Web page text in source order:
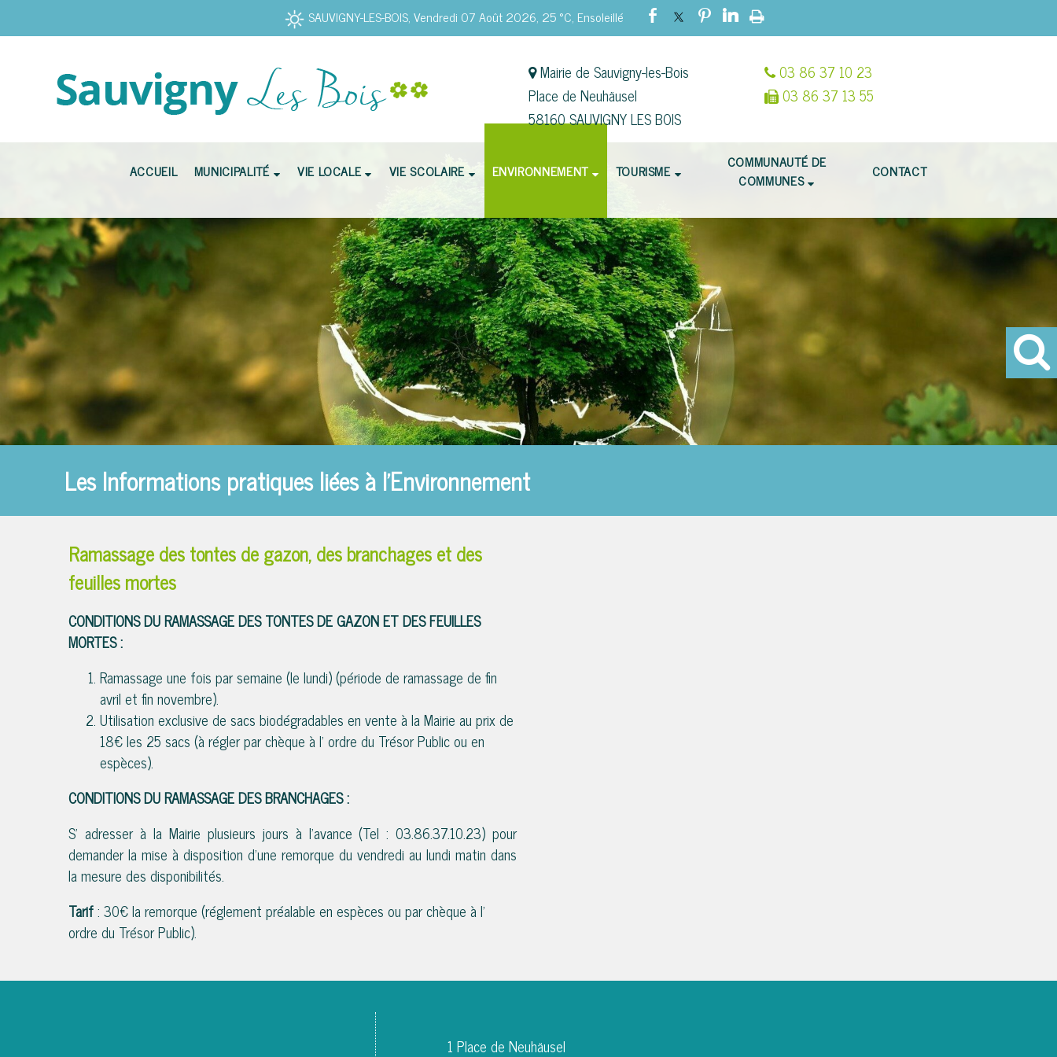
SAUVIGNY-LES-BOIS, Vendredi 07 Août 2026, 25 °C, Ensoleillé
Mairie de Sauvigny-les-Bois
Place de Neuhäusel
58160 SAUVIGNY LES BOIS
03 86 37 10 23
03 86 37 13 55
ACCUEIL MUNICIPALITÉ VIE LOCALE VIE SCOLAIRE ENVIRONNEMENT TOURISME
COMMUNAUTÉ DE
COMMUNES
CONTACT
Les Informations pratiques liées à l'Environnement
Ramassage des tontes de gazon, des branchages et des
feuilles mortes
CONDITIONS DU RAMASSAGE DES TONTES DE GAZON ET DES FEUILLES
MORTES :
Ramassage une fois par semaine (le lundi) (période de ramassage de fin
avril et fin novembre).
Utilisation exclusive de sacs biodégradables en vente à la Mairie au prix de
18€ les 25 sacs (à régler par chèque à l’ ordre du Trésor Public ou en
espèces).
CONDITIONS DU RAMASSAGE DES BRANCHAGES :
S’ adresser à la Mairie plusieurs jours à l’avance (Tel : 03.86.37.10.23) pour
demander la mise à disposition d’une remorque du vendredi au lundi matin dans
la mesure des disponibilités.
Tarif: 30€ la remorque (réglement préalable en espèces ou par chèque à l’
ordre du Trésor Public).
1 Place de Neuhäusel